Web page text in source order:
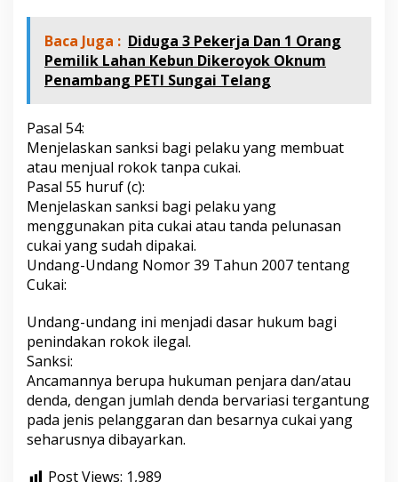
Baca Juga : Diduga 3 Pekerja Dan 1 Orang
Pemilik Lahan Kebun Dikeroyok Oknum
Penambang PETI Sungai Telang
Pasal 54:
Menjelaskan sanksi bagi pelaku yang membuat
atau menjual rokok tanpa cukai.
Pasal 55 huruf (c):
Menjelaskan sanksi bagi pelaku yang
menggunakan pita cukai atau tanda pelunasan
cukai yang sudah dipakai.
Undang-Undang Nomor 39 Tahun 2007 tentang
Cukai:
Undang-undang ini menjadi dasar hukum bagi
penindakan rokok ilegal.
Sanksi:
Ancamannya berupa hukuman penjara dan/atau
denda, dengan jumlah denda bervariasi tergantung
pada jenis pelanggaran dan besarnya cukai yang
seharusnya dibayarkan.
Post Views: 1,989